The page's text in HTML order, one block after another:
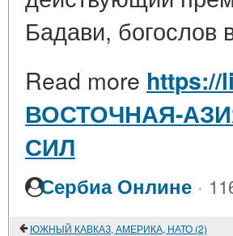
Бадави, богослов
Read more https://
ВОСТОЧНАЯ-
СИЛ
Сербиа Онлине ·
ЮЖНЫЙ КАВКАЗ, АМЕРИКА, НАТО (2)